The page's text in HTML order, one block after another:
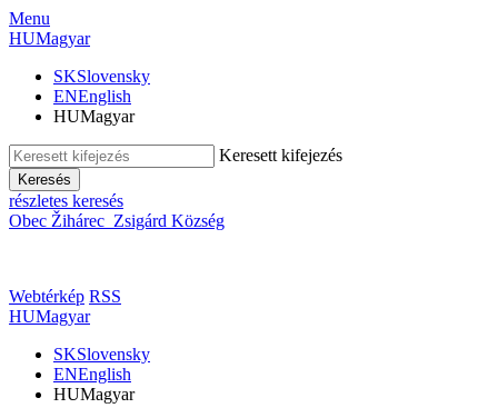
Menu
HUMagyar
SKSlovensky
ENEnglish
HUMagyar
Keresett kifejezés
Keresés
részletes keresés
Obec Žihárec Zsigárd Község
Webtérkép RSS
HUMagyar
SKSlovensky
ENEnglish
HUMagyar